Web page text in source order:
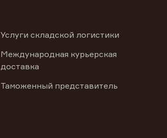
Услуги складской логистики
Международная курьерская
доставка
Таможенный представитель